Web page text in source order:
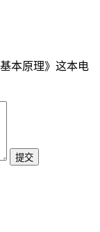
本原理》这本电